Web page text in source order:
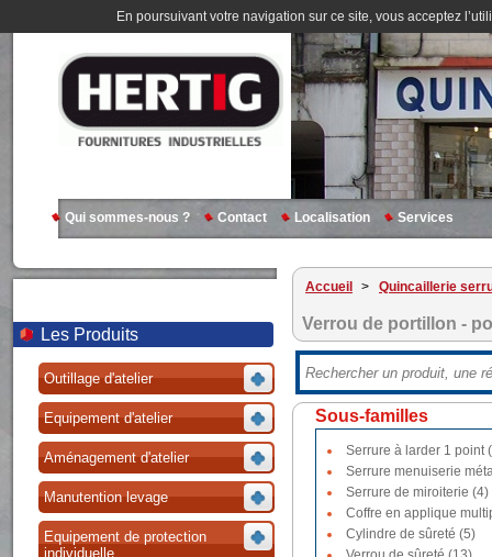
En poursuivant votre navigation sur ce site, vous acceptez
Qui sommes-nous ? Contact Localisation Services
Les Produits
Outillage d'atelier
Equipement d'atelier
Aménagement d'atelier
Manutention levage
Equipement de protection
individuelle
Accueil > Quincaillerie
Verrou de portillon -
Sous-familles
Serrure à larder 1 point
Serrure menuiserie
Serrure de miroiterie (4)
Coffre en applique
Cylindre de sûreté (5)